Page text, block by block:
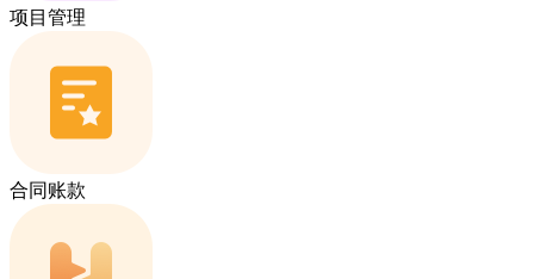
项目管理
合同账款